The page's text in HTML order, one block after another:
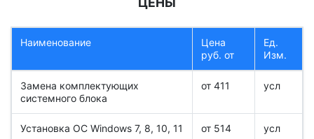
Наименование
Цена
руб. от
Ед.
Изм.
Замена комплектующих
системного блока
от 411 усл
Установка ОС Windows 7, 8, 10, 11 от 514 усл